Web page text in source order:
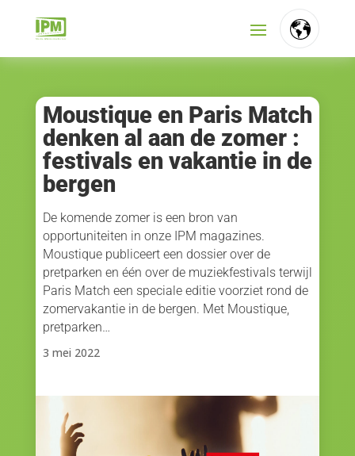
NL
EN
Moustique en Paris Match
denken al aan de zomer :
festivals en vakantie in de
bergen
De komende zomer is een bron van
opportuniteiten in onze IPM magazines.
Moustique publiceert een dossier over de
pretparken en één over de muziekfestivals terwijl
Paris Match een speciale editie voorziet rond de
zomervakantie in de bergen. Met Moustique,
pretparken…
3 mei 2022